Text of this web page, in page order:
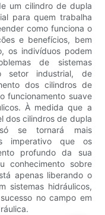
um cilindro de dupla
para quem trabalha
como funciona o
e benefícios, bem
os indivíduos podem
de sistemas
setor industrial, de
dos cilindros de
funcionamento suave
À medida que a
dos cilindros de dupla
se tornará mais
imperativo que os
profundo da sua
conhecimento sobre
apenas liberando o
sistemas hidráulicos,
no campo em